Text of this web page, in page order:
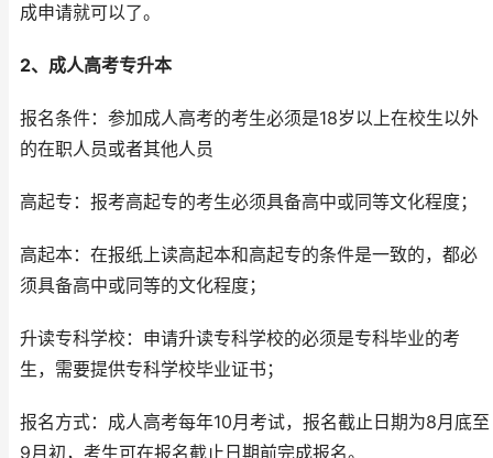
成申请就可以了。
2、成人高考专升本
报名条件：参加成人高考的考生必须是18岁以上在校生以外
的在职人员或者其他人员
高起专：报考高起专的考生必须具备高中或同等文化程度；
高起本：在报纸上读高起本和高起专的条件是一致的，都必
须具备高中或同等的文化程度；
升读专科学校：申请升读专科学校的必须是专科毕业的考
生，需要提供专科学校毕业证书；
报名方式：成人高考每年10月考试，报名截止日期为8月底至
9月初，考生可在报名截止日期前完成报名。